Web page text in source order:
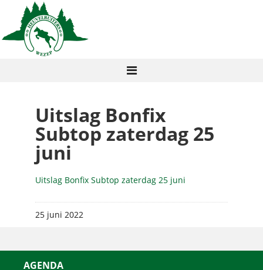
Uitslag Bonfix
Subtop zaterdag 25
juni
Uitslag Bonfix Subtop zaterdag 25 juni
25 juni 2022
AGENDA